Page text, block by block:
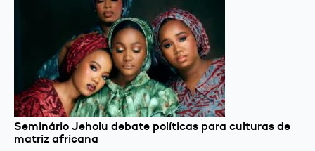
Seminário Jeholu debate políticas para culturas de
matriz africana